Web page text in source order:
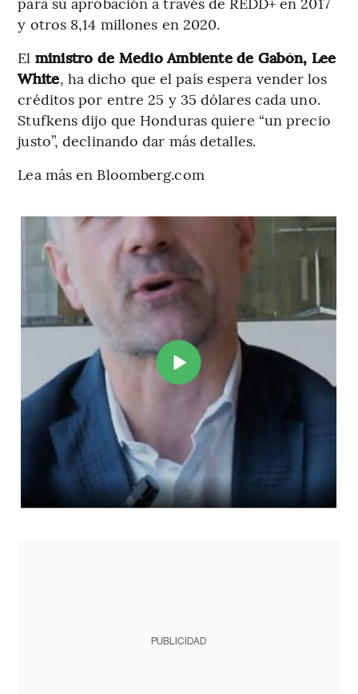
y otros 8,14 millones en 2020.
El ministro de Medio Ambiente de Gabón, Lee
White, ha dicho que el país espera vender los
créditos por entre 25 y 35 dólares cada uno.
Stufkens dijo que Honduras quiere “un precio
justo”, declinando dar más detalles.
Lea más en Bloomberg.com
PUBLICIDAD